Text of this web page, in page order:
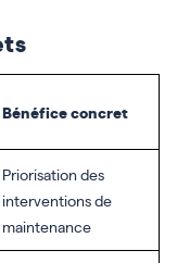
Bénéfice concret
Priorisation des
interventions de
maintenance